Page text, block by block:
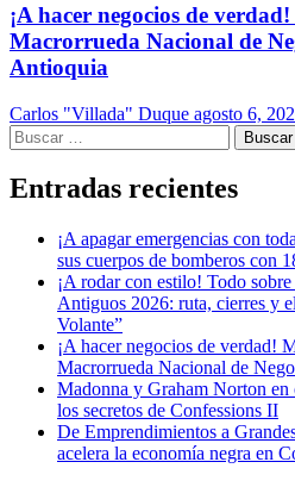
¡A hacer negocios de
Macrorrueda Nacional de
Antioquia
Carlos "Villada" Duque agosto 6,
Buscar:
Entradas recientes
¡A apagar emergencias con
sus cuerpos de bomberos con
¡A rodar con estilo! Todo
Antiguos 2026: ruta, cierres y
Volante”
¡A hacer negocios de verdad!
Macrorrueda Nacional de
Madonna y Graham Norton
los secretos de Confessions II
De Emprendimientos a
acelera la economía negra en